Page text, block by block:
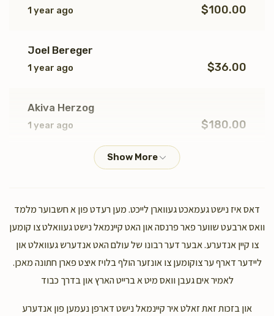
1 year ago $100.00
Joel Bereger
1 year ago $36.00
Akiva Herzog
1 year ago $180.00
Chaim Deutsch
1 year ago $70.00
Chaim Deutsch
דאס איז נישט געמאכט געווארן לייכט. מען רעדט פון א חשבוער מלמד
וואס ארבעט שווער פאר פרנסה און האט קיינמאל נישט געוואלט צו קומען
צו קיין אנדערע. אבער דער רבונו של עולם האט אנדערש געוואלט און
ליידער דארף ער צוקומען צו אונזער הולף בלויז איצט פארן חתונה מאכן.
לאמיר אים געבן וואס מיט א ברייט הארץ און בדרך כבוד
און בזכות זאת זאלט איר קיינמאל נישט דארפן נעמען פון אנדערע